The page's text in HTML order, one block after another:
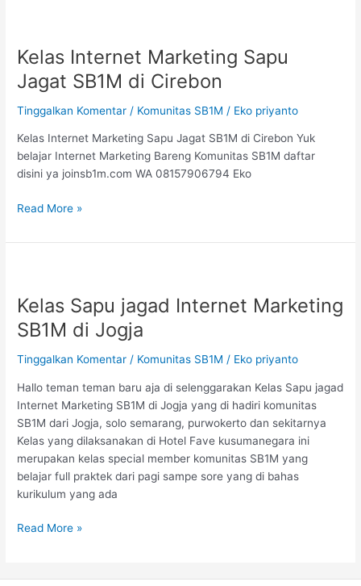
Kelas Internet Marketing Sapu
Jagat SB1M di Cirebon
Tinggalkan Komentar / Komunitas SB1M / Eko priyanto
Kelas Internet Marketing Sapu Jagat SB1M di Cirebon Yuk
belajar Internet Marketing Bareng Komunitas SB1M daftar
disini ya joinsb1m.com WA 08157906794 Eko
Marketing
Sapu
Jagat
SB1M
Cirebon
Read More »
Kelas Sapu jagad Internet Marketing
SB1M di Jogja
Tinggalkan Komentar / Komunitas SB1M / Eko priyanto
Hallo teman teman baru aja di selenggarakan Kelas Sapu jagad
Internet Marketing SB1M di Jogja yang di hadiri komunitas
SB1M dari Jogja, solo semarang, purwokerto dan sekitarnya
Kelas yang dilaksanakan di Hotel Fave kusumanegara ini
merupakan kelas special member komunitas SB1M yang
belajar full praktek dari pagi sampe sore yang di bahas
kurikulum yang ada
jagad
Internet
Marketing
SB1M
Jogja
Read More »